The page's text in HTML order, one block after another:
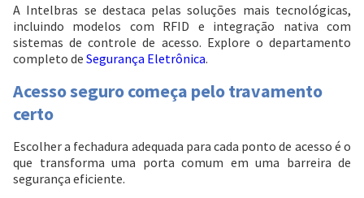
A Intelbras se destaca pelas soluções mais tecnológicas,
incluindo modelos com RFID e integração nativa com
sistemas de controle de acesso. Explore o departamento
completo de Segurança Eletrônica.
Acesso seguro começa pelo travamento
certo
Escolher a fechadura adequada para cada ponto de acesso é o
que transforma uma porta comum em uma barreira de
segurança eficiente.